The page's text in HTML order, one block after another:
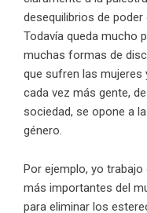
desequilibrios de
Todavía queda mucho
muchas formas de
que sufren las mujeres
cada vez más gente,
sociedad, se opone a
género.
Por ejemplo, yo
más importantes del
para eliminar los